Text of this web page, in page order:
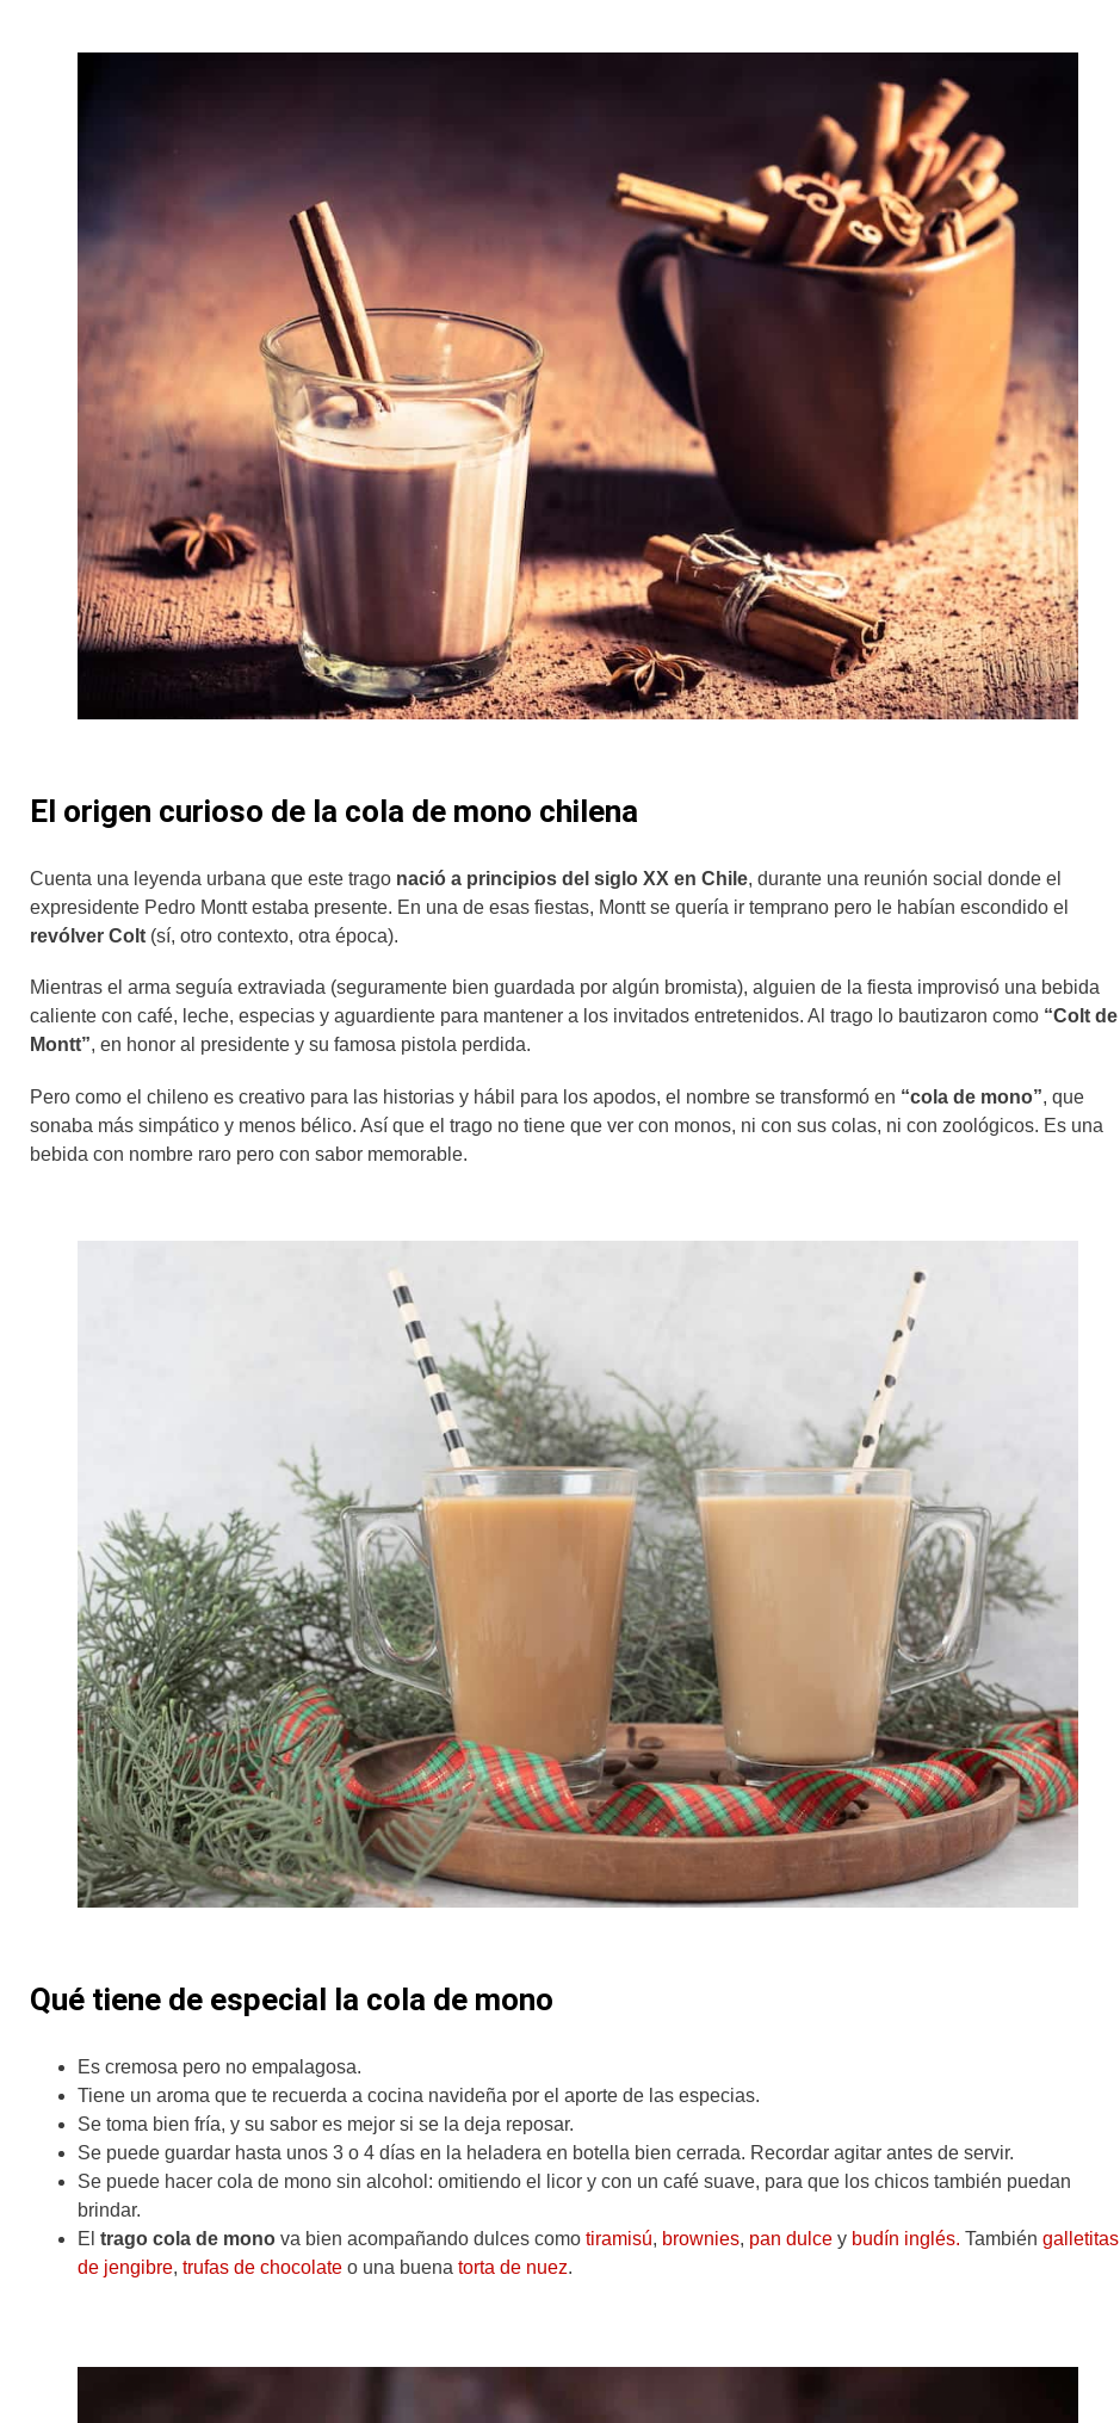
El origen curioso de la cola de mono chilena
Cuenta una leyenda urbana que este trago nació a principios del siglo XX en Chile, durante una reunión social donde el
expresidente Pedro Montt estaba presente. En una de esas fiestas, Montt se quería ir temprano pero le habían escondido el
revólver Colt (sí, otro contexto, otra época).
Mientras el arma seguía extraviada (seguramente bien guardada por algún bromista), alguien de la fiesta improvisó una bebida
caliente con café, leche, especias y aguardiente para mantener a los invitados entretenidos. Al trago lo bautizaron como “Colt de
Montt”, en honor al presidente y su famosa pistola perdida.
Pero como el chileno es creativo para las historias y hábil para los apodos, el nombre se transformó en “cola de mono”, que
sonaba más simpático y menos bélico. Así que el trago no tiene que ver con monos, ni con sus colas, ni con zoológicos. Es una
bebida con nombre raro pero con sabor memorable.
Qué tiene de especial la cola de mono
Es cremosa pero no empalagosa.
Tiene un aroma que te recuerda a cocina navideña por el aporte de las especias.
Se toma bien fría, y su sabor es mejor si se la deja reposar.
Se puede guardar hasta unos 3 o 4 días en la heladera en botella bien cerrada. Recordar agitar antes de servir.
Se puede hacer cola de mono sin alcohol: omitiendo el licor y con un café suave, para que los chicos también puedan
brindar.
El trago cola de mono va bien acompañando dulces como tiramisú, brownies, pan dulce y budín inglés. También galletitas
de jengibre, trufas de chocolate o una buena torta de nuez.